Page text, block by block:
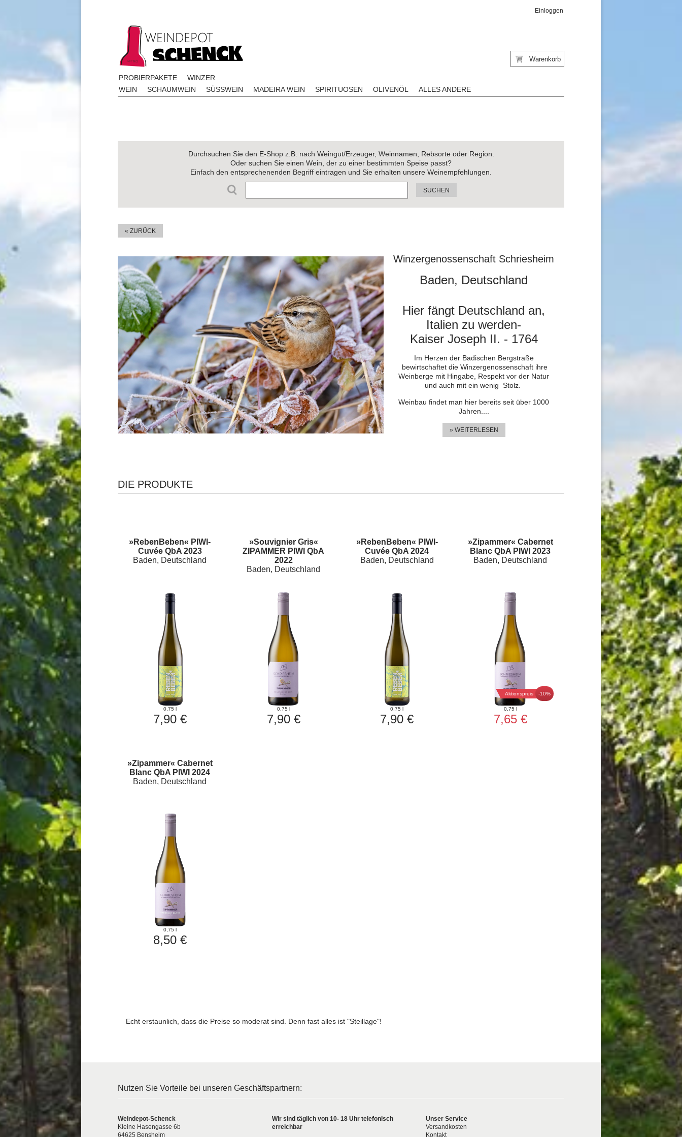
Einloggen
WEIN SCHAUMWEIN SÜSSWEIN MADEIRA WEIN SPIRITUOSEN OLIVENÖL ALLES ANDERE
Warenkorb
PROBIERPAKETE WINZER
Durchsuchen Sie den E-Shop z.B. nach Weingut/Erzeuger, Weinnamen, Rebsorte oder Region.
Oder suchen Sie einen Wein, der zu einer bestimmten Speise passt?
Einfach den entsprechenenden Begriff eintragen und Sie erhalten unsere Weinempfehlungen.
SUCHEN
« ZURÜCK
Winzergenossenschaft Schriesheim
Baden, Deutschland
Hier fängt Deutschland an,
Italien zu werden-
Kaiser Joseph II. - 1764
Im Herzen der Badischen Bergstraße
bewirtschaftet die Winzergenossenschaft ihre
Weinberge mit Hingabe, Respekt vor der Natur
und auch mit ein wenig Stolz.
Weinbau findet man hier bereits seit über 1000
Jahren....
» WEITERLESEN
DIE PRODUKTE
»RebenBeben« PIWI-
Cuvée QbA 2023
Baden, Deutschland
0,75 l
7,90 €
»Souvignier Gris«
ZIPAMMER PIWI QbA
2022
Baden, Deutschland
0,75 l
7,90 €
»RebenBeben« PIWI-
Cuvée QbA 2024
Baden, Deutschland
0,75 l
7,90 €
»Zipammer« Cabernet
Blanc QbA PIWI 2023
Baden, Deutschland
-10%
Aktionspreis
0,75 l
7,65 €
»Zipammer« Cabernet
Blanc QbA PIWI 2024
Baden, Deutschland
0,75 l
8,50 €
Echt erstaunlich, dass die Preise so moderat sind. Denn fast alles ist "Steillage"!
Nutzen Sie Vorteile bei unseren Geschäftspartnern:
Weindepot-Schenck
Kleine Hasengasse 6b
64625 Bensheim
Wir sind täglich von 10- 18 Uhr telefonisch
erreichbar
Unser Service
Versandkosten
Kontakt